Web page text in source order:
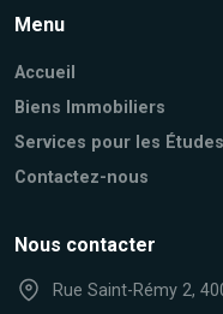
Menu
Accueil
Biens Immobiliers
Services pour les
Contactez-nous
Nous contacter
Rue Saint-Rémy 2,